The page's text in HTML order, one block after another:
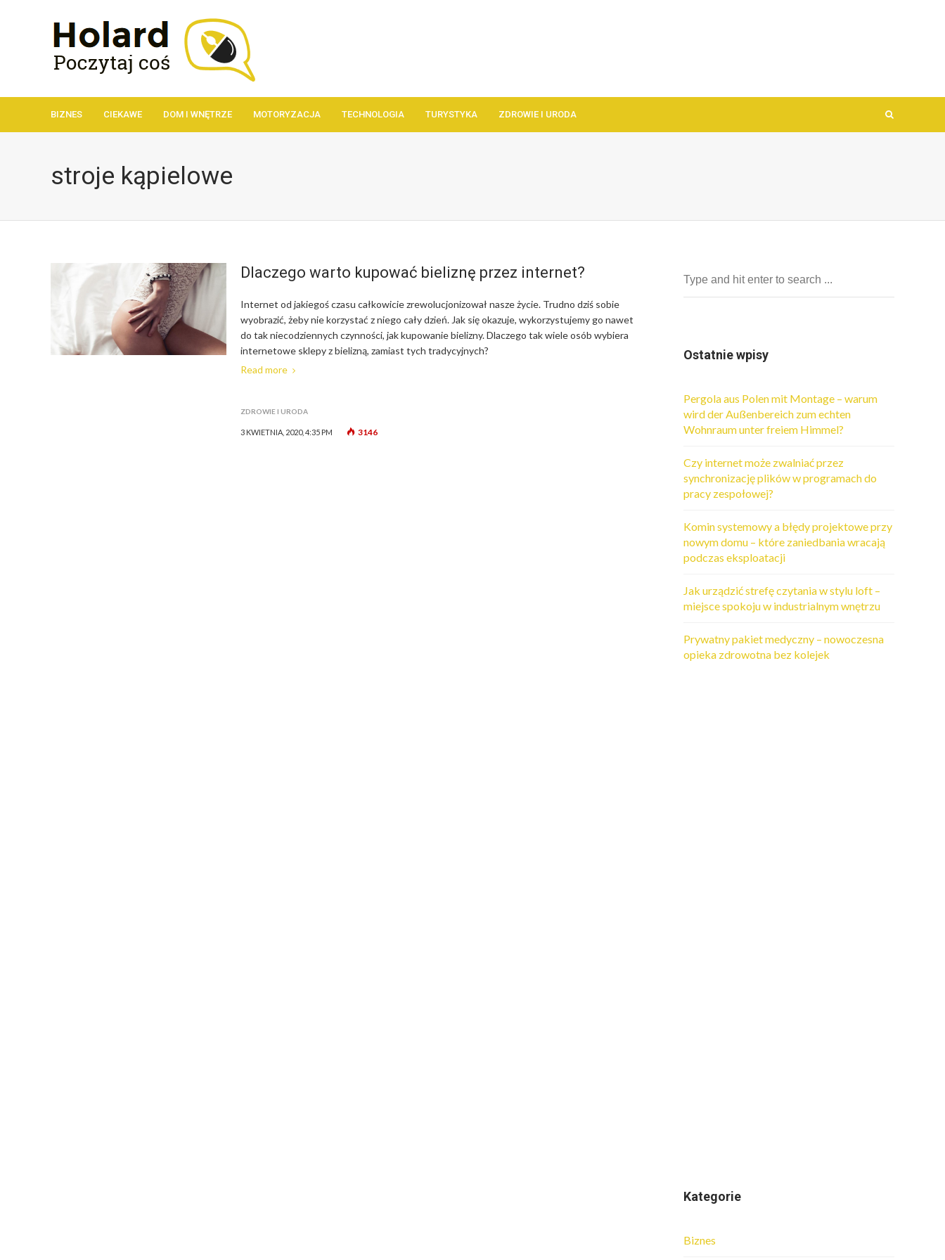
BIZNES CIEKAWE DOM I WNĘTRZE MOTORYZACJA TECHNOLOGIA TURYSTYKA ZDROWIE I URODA
stroje kąpielowe
Dlaczego warto kupować bieliznę przez internet?
Internet od jakiegoś czasu całkowicie zrewolucjonizował nasze życie. Trudno dziś sobie
wyobrazić, żeby nie korzystać z niego cały dzień. Jak się okazuje, wykorzystujemy go nawet
do tak niecodziennych czynności, jak kupowanie bielizny. Dlaczego tak wiele osób wybiera
internetowe sklepy z bielizną, zamiast tych tradycyjnych?
Read more
ZDROWIE I URODA
3 KWIETNIA, 2020, 4:35 PM 3146
Ostatnie wpisy
Pergola aus Polen mit Montage – warum
wird der Außenbereich zum echten
Wohnraum unter freiem Himmel?
Czy internet może zwalniać przez
synchronizację plików w programach do
pracy zespołowej?
Komin systemowy a błędy projektowe przy
nowym domu – które zaniedbania wracają
podczas eksploatacji
Jak urządzić strefę czytania w stylu loft –
miejsce spokoju w industrialnym wnętrzu
Prywatny pakiet medyczny – nowoczesna
opieka zdrowotna bez kolejek
Kategorie
Biznes